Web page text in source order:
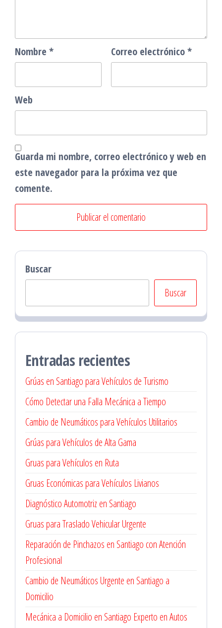
Nombre * Correo electrónico*
Web
Guarda mi nombre, correo electrónico y web en
este navegador para la próxima vez que
comente.
Buscar
Buscar
Entradas recientes
Grúas en Santiago para Vehículos de Turismo
Cómo Detectar una Falla Mecánica a Tiempo
Cambio de Neumáticos para Vehículos Utilitarios
Grúas para Vehículos de Alta Gama
Gruas para Vehículos en Ruta
Gruas Económicas para Vehículos Livianos
Diagnóstico Automotriz en Santiago
Gruas para Traslado Vehicular Urgente
Reparación de Pinchazos en Santiago con Atención
Profesional
Cambio de Neumáticos Urgente en Santiago a
Domicilio
Mecánica a Domicilio en Santiago Experto en Autos